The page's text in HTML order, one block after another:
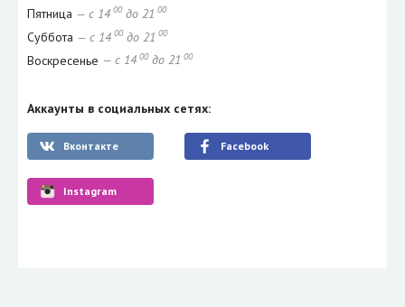
Пятница — с 14 00до 21 00
Суббота — с 14 00до 21 00
Воскресенье — с 14 00до 21 00
Аккаунты в социальных сетях:
Вконтакте Facebook
Instagram